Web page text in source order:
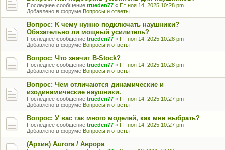
Последнее сообщение trueden77 « Пт ноя 14, 2025 10:28 pm
Добавлено в форуме Вопросы и ответы
Вопрос: К чему нужно подключать наушники?
Обязательно ли мощный усилитель?
Последнее сообщение trueden77 « Пт ноя 14, 2025 10:28 pm
Добавлено в форуме Вопросы и ответы
Вопрос: Что значит B-Stock?
Последнее сообщение trueden77 « Пт ноя 14, 2025 10:28 pm
Добавлено в форуме Вопросы и ответы
Вопрос: Чем отличаются динамические и
изодинамические наушники.
Последнее сообщение trueden77 « Пт ноя 14, 2025 10:27 pm
Добавлено в форуме Вопросы и ответы
Вопрос: У вас так много моделей, как мне выбрать?
Последнее сообщение trueden77 « Пт ноя 14, 2025 10:27 pm
Добавлено в форуме Вопросы и ответы
(Архив) Aurora / Аврора